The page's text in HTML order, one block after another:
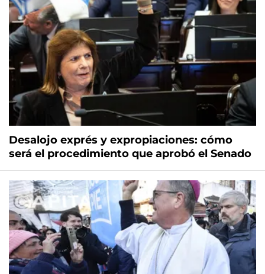
Desalojo exprés y expropiaciones: cómo
será el procedimiento que aprobó el Senado